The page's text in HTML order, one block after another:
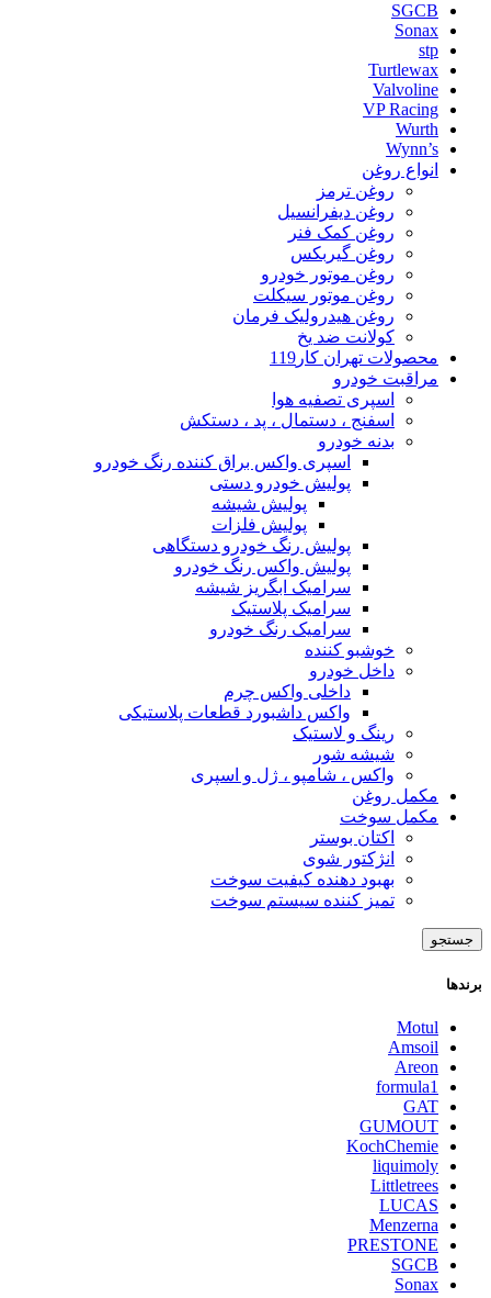
SGCB
Sonax
stp
Turtlewax
Valvoline
VP Racing
Wurth
Wynn’s
انواع روغن
روغن ترمز
روغن دیفرانسیل
روغن کمک فنر
روغن گیربکس
روغن موتور خودرو
روغن موتور سیکلت
روغن هیدرولیک فرمان
کولانت ضد یخ
محصولات تهران کار119
مراقبت خودرو
اسپری تصفیه هوا
اسفنج ، دستمال ، پد ، دستکش
بدنه خودرو
اسپری واکس براق کننده رنگ خودرو
پولیش خودرو دستی
پولیش شیشه
پولیش فلزات
پولیش رنگ خودرو دستگاهی
پولیش واکس رنگ خودرو
سرامیک ابگریز شیشه
سرامیک پلاستیک
سرامیک رنگ خودرو
خوشبو کننده
داخل خودرو
داخلی واکس چرم
واکس داشبورد قطعات پلاستیکی
رینگ و لاستیک
شیشه شور
واکس ، شامپو ، ژل و اسپری
مکمل روغن
مکمل سوخت
اکتان بوستر
انژکتور شوی
بهبود دهنده کیفیت سوخت
تمیز کننده سیستم سوخت
جستجو
برندها
Motul
Amsoil
Areon
formula1
GAT
GUMOUT
KochChemie
liquimoly
Littletrees
LUCAS
Menzerna
PRESTONE
SGCB
Sonax